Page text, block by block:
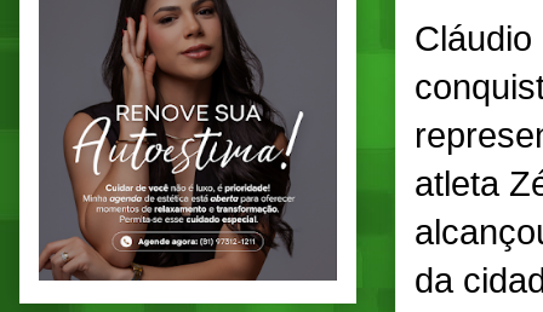
Cláudio
atleta
da